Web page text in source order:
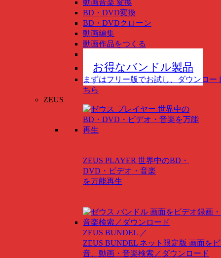
動画音楽 変換
BD・DVD変換
BD・DVDクローン
動画編集
動画作品をつくる
お得なバンドル製品
まずはフリー版でお試し、ダウンロー
ちら
ZEUS
ZEUS PLAYER 世界中のBD・
DVD・ビデオ・音楽
を万能再生
ZEUS BUNDEL ／
ZEUS BUNDEL ネット限定版 画面を
音、動画・音楽検索／ダウンロード